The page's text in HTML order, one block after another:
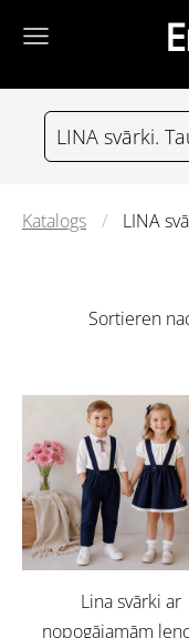
LINA svārki.
Katalogs
LINA
Sortieren
Lina svārki ar
nopogājamām